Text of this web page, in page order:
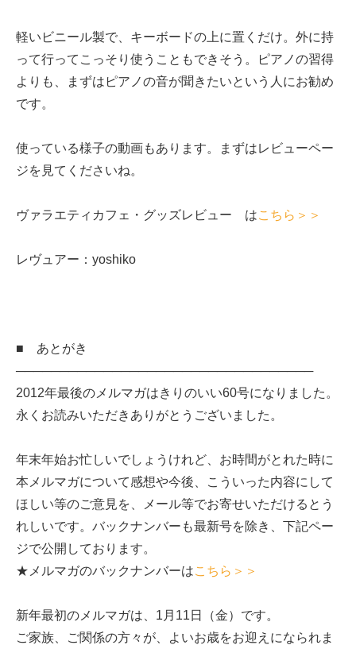
軽いビニール製で、キーボードの上に置くだけ。外に持
って行ってこっそり使うこともできそう。ピアノの習得
よりも、まずはピアノの音が聞きたいという人にお勧め
です。
使っている様子の動画もあります。まずはレビューペー
ジを見てくださいね。
ヴァラエティカフェ・グッズレビュー はこちら＞＞
レヴュアー：yoshiko
■ あとがき
──────────────────────────────────
2012年最後のメルマガはきりのいい60号になりました。
永くお読みいただきありがとうございました。
年末年始お忙しいでしょうけれど、お時間がとれた時に
本メルマガについて感想や今後、こういった内容にして
ほしい等のご意見を、メール等でお寄せいただけるとう
れしいです。バックナンバーも最新号を除き、下記ペー
ジで公開しております。
★メルマガのバックナンバーはこちら＞＞
新年最初のメルマガは、1月11日（金）です。
ご家族、ご関係の方々が、よいお歳をお迎えになられま